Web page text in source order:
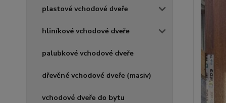
plastové vchodové dveře
hliníkové vchodové dveře
palubkové vchodové dveře
dřevěné vchodové dveře (masiv)
vchodové dveře do bytu